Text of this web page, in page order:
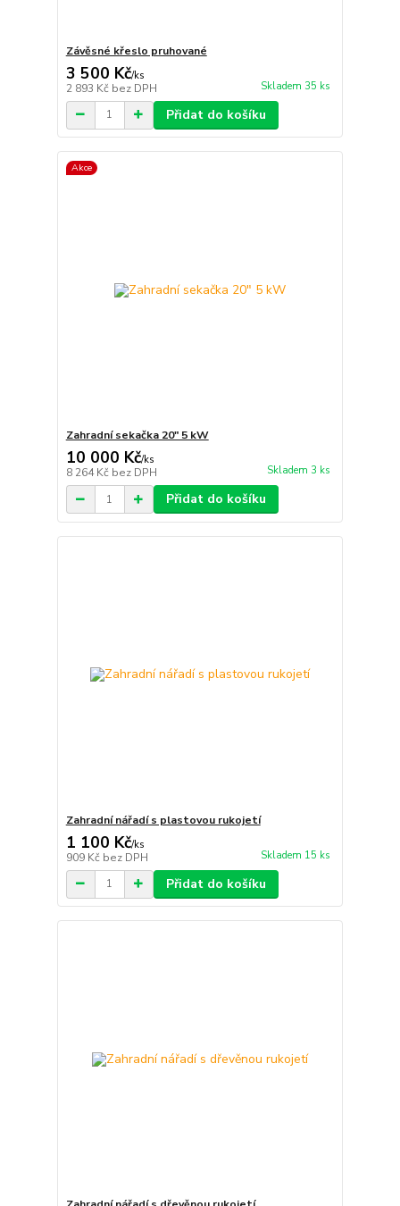
Závěsné křeslo pruhované
3 500 Kč/ks
2 893 Kč bez DPH Skladem 35 ks
Přidat do košíku
Akce
Zahradní sekačka 20" 5 kW
10 000 Kč/ks
8 264 Kč bez DPH Skladem 3 ks
Přidat do košíku
Zahradní nářadí s plastovou rukojetí
1 100 Kč/ks
909 Kč bez DPH Skladem 15 ks
Přidat do košíku